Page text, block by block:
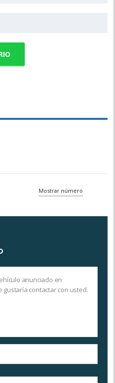
Mostrar número